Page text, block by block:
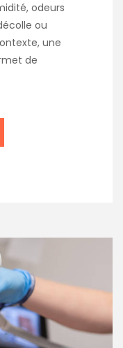
odeurs
ou
une
de